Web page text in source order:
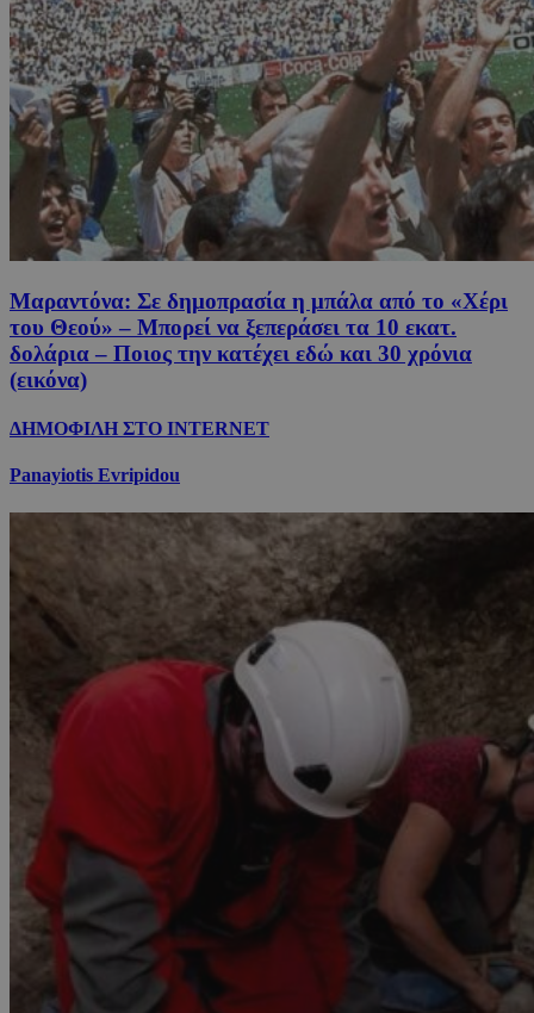
Μαραντόνα: Σε δημοπρασία η μπάλα από το «Χέρι
του Θεού» – Μπορεί να ξεπεράσει τα 10 εκατ.
δολάρια – Ποιος την κατέχει εδώ και 30 χρόνια
(εικόνα)
ΔΗΜΟΦΙΛΗ ΣΤΟ INTERNET
Panayiotis Evripidou